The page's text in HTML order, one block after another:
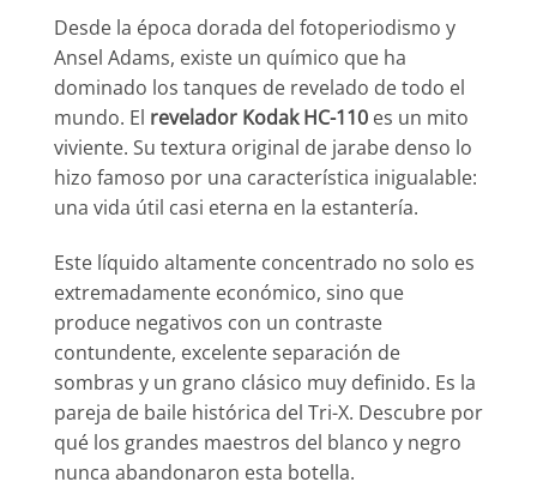
Desde la época dorada del fotoperiodismo y
Ansel Adams, existe un químico que ha
dominado los tanques de revelado de todo el
mundo. El revelador Kodak HC-110 es un mito
viviente. Su textura original de jarabe denso lo
hizo famoso por una característica inigualable:
una vida útil casi eterna en la estantería.
Este líquido altamente concentrado no solo es
extremadamente económico, sino que
produce negativos con un contraste
contundente, excelente separación de
sombras y un grano clásico muy definido. Es la
pareja de baile histórica del Tri-X. Descubre por
qué los grandes maestros del blanco y negro
nunca abandonaron esta botella.